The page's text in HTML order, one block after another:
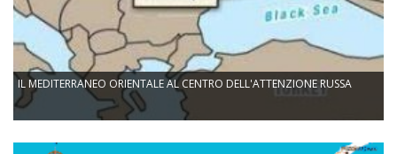
IL MEDITERRANEO ORIENTALE AL CENTRO DELL'ATTENZIONE RUSSA